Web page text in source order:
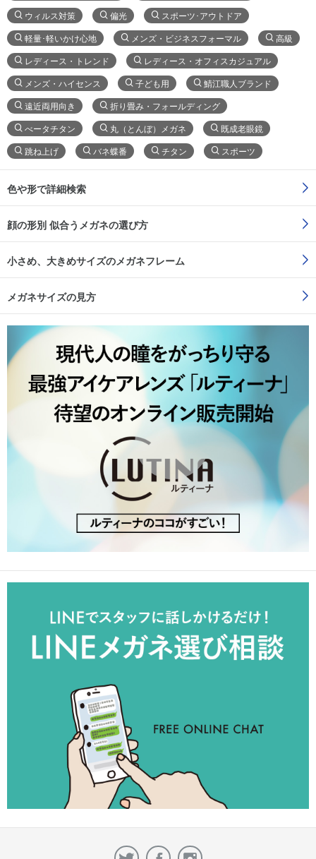
ウィルス対策 偏光 スポーツ･アウトドア
軽量･軽いかけ心地 メンズ・ビジネスフォーマル 高級
レディース・トレンド レディース・オフィスカジュアル
メンズ・ハイセンス 子ども用 鯖江職人ブランド
遠近両用向き 折り畳み・フォールディング
べータチタン 丸（とんぼ）メガネ 既成老眼鏡
跳ね上げ バネ蝶番 チタン スポーツ
色や形で詳細検索
顔の形別 似合うメガネの選び方
小さめ、大きめサイズのメガネフレーム
メガネサイズの見方